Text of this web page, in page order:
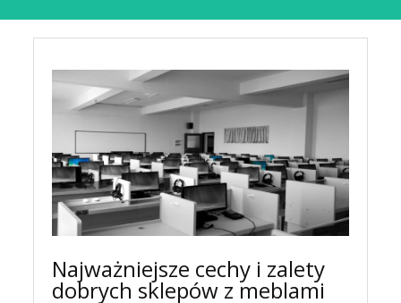
Najważniejsze cechy i zalety
dobrych sklepów z meblami